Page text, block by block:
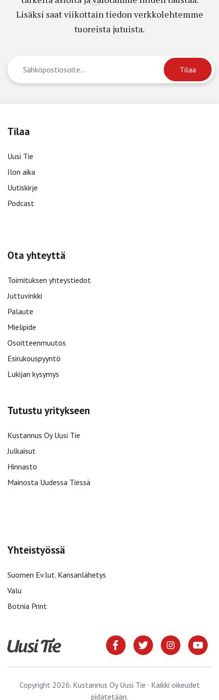
Lisäksi saat viikottain tiedon verkkolehtemme
tuoreista jutuista.
Tilaa
Uusi Tie
Ilon aika
Uutiskirje
Podcast
Ota yhteyttä
Toimituksen yhteystiedot
Juttuvinkki
Palaute
Mielipide
Osoitteenmuutos
Esirukouspyyntö
Lukijan kysymys
Tutustu yritykseen
Kustannus Oy Uusi Tie
Julkaisut
Hinnasto
Mainosta Uudessa Tiessä
Yhteistyössä
Suomen Ev.lut. Kansanlähetys
Valu
Botnia Print
Copyright 2026. Kustannus Oy Uusi Tie · Kaikki oikeudet
pidätetään.